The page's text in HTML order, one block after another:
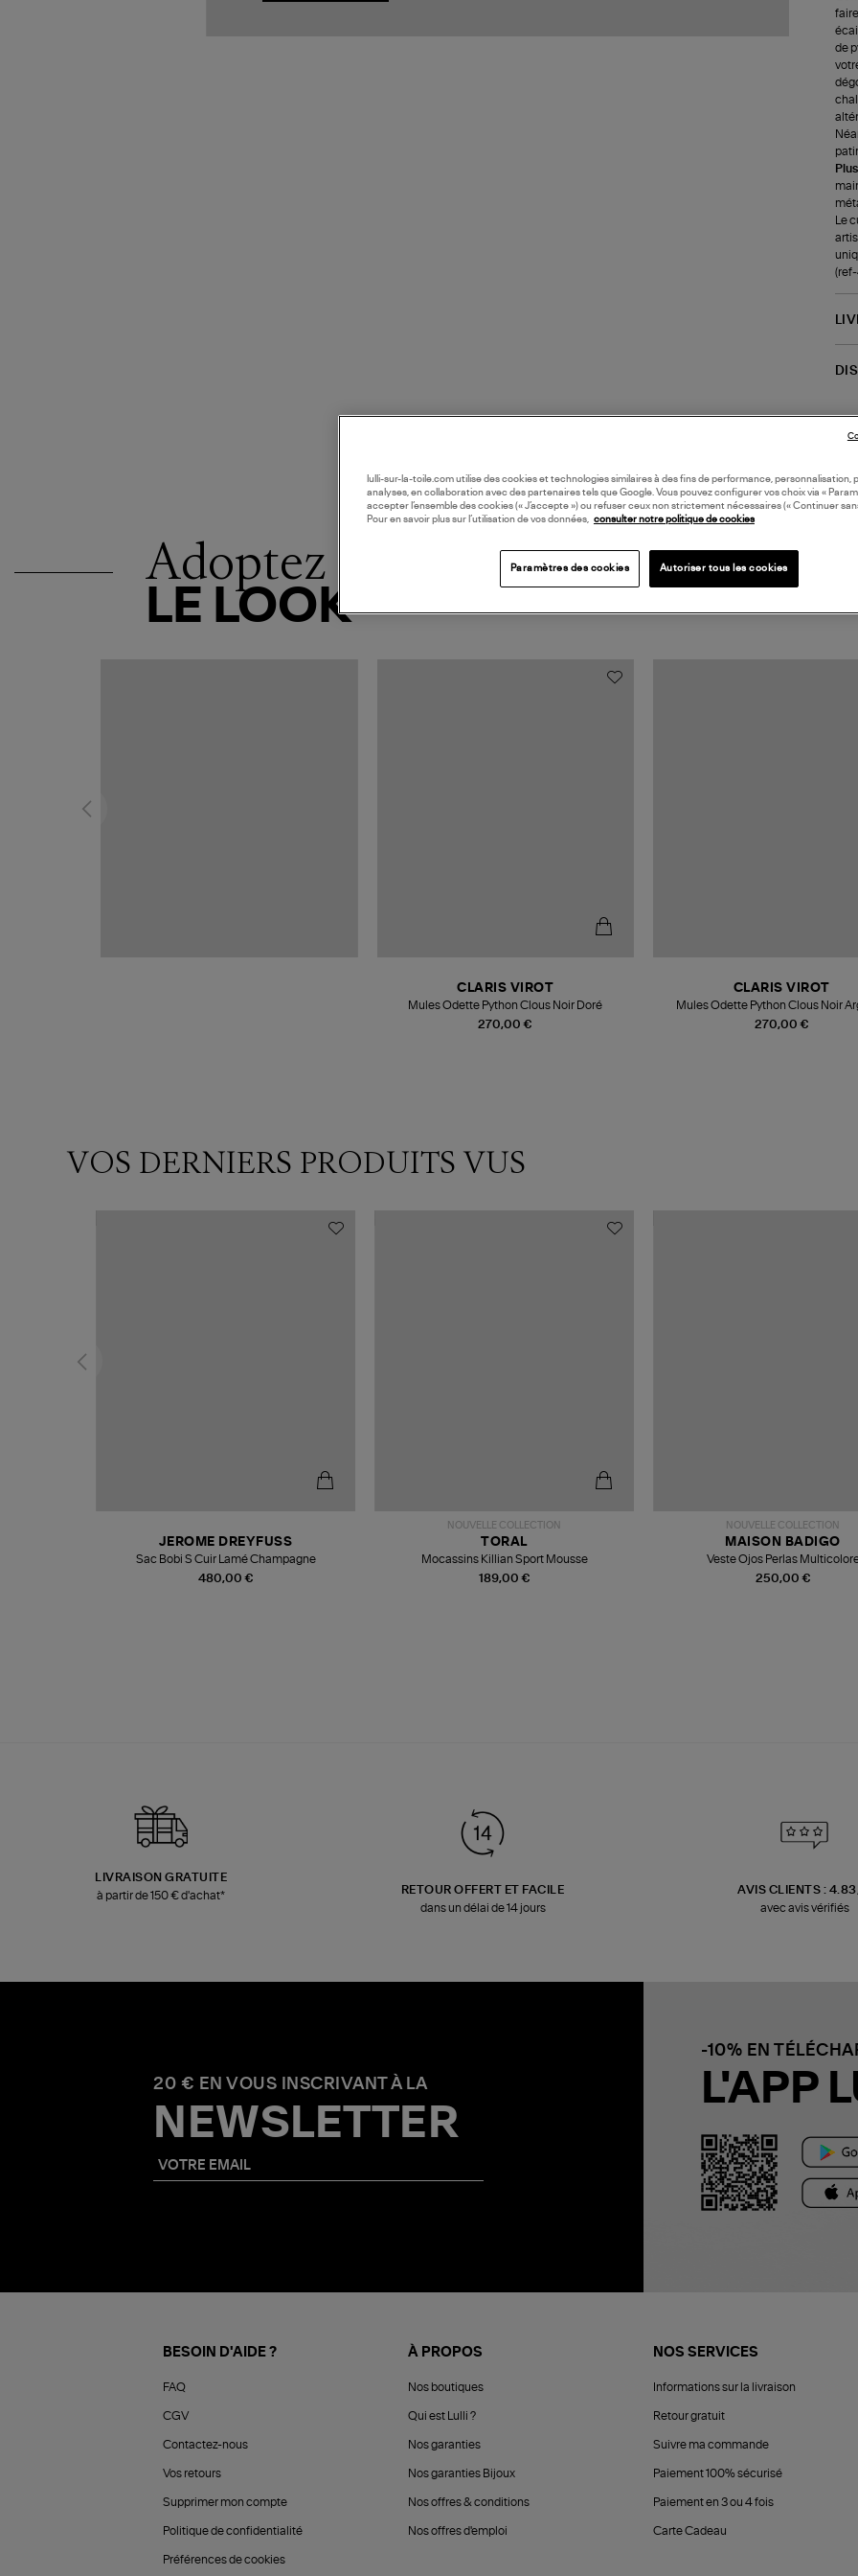
de
Le
Adoptez
LE LOOK
270,00 €
CLARIS VIROT
Mules Odette Python Clous Noir Doré
270,00 €
CLARIS VIROT
Mules Odette Python Clous Noir
VOS DERNIERS PRODUITS VUS
480,00 €
JEROME DREYFUSS
Sac Bobi S Cuir Lamé Champagne
NOUVELLE COLLECTION
189,00 €
TORAL
Mocassins Killian Sport Mousse
NOUVELLE COLLECTION
250,00 €
MAISON BADIGO
Veste Ojos Perlas
LIVRAISON GRATUITE
à partir de 150 € d'achat*
RETOUR OFFERT ET FACILE
dans un délai de 14 jours
AVIS CLIENTS :
avec avis vérifiés
20 € EN VOUS INSCRIVANT À LA
NEWSLETTER
-10% EN
L'APP
BESOIN D'AIDE ?
FAQ
CGV
Contactez-nous
Vos retours
Supprimer mon compte
Politique de confidentialité
Préférences de cookies
À PROPOS
Nos boutiques
Qui est Lulli ?
Nos garanties
Nos garanties Bijoux
Nos offres & conditions
Nos offres d'emploi
NOS SERVICES
Informations sur la livraison
Retour gratuit
Suivre ma commande
Paiement 100% sécurisé
Paiement en 3 ou 4 fois
Carte Cadeau
lulli-sur-la-toile.com utilise des cookies et technologies similaires à des fins de performance, personnalisation,
analyses, en collaboration avec des partenaires tels que Google. Vous pouvez configurer vos choix via «
accepter l’ensemble des cookies (« J’accepte ») ou refuser ceux non strictement nécessaires (« Continuer
Pour en savoir plus sur l’utilisation de vos données,
consulter notre politique de cookies
Paramètres des cookies Autoriser tous les cookies